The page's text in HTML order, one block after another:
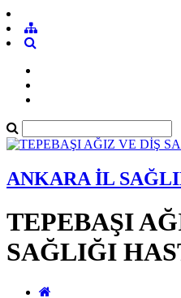
ANKARA İL
TEPEBAŞI
SAĞLIĞI